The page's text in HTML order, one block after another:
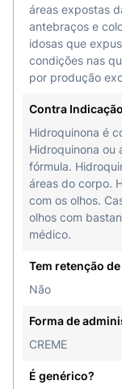
áreas expostas
antebraços e
idosas que
condições nas
por produção
Contra Indicação
Hidroquinona é
Hidroquinona ou
fórmula.
áreas do corpo.
com os olhos.
olhos com
médico.
Tem retenção
Não
Forma de
CREME
É genérico?